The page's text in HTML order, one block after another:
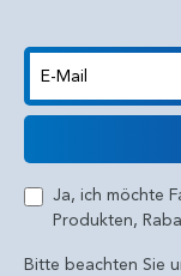
E-Mail
Ja, ich möchte
Produkten,
Bitte beachten Sie